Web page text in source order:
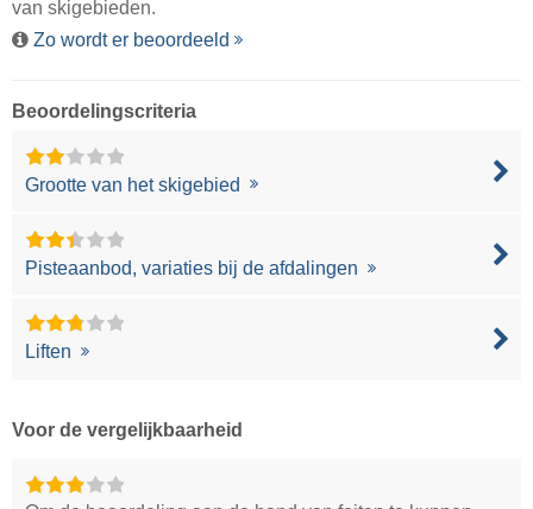
van skigebieden.
Zo wordt er beoordeeld
Beoordelingscriteria
Grootte van het skigebied
Pisteaanbod, variaties bij de afdalingen
Liften
Voor de vergelijkbaarheid